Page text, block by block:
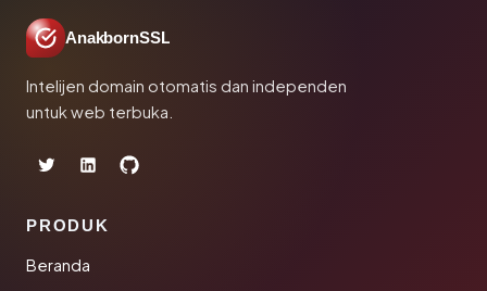
AnakbornSSL
Intelijen domain otomatis dan independen
untuk web terbuka.
PRODUK
Beranda